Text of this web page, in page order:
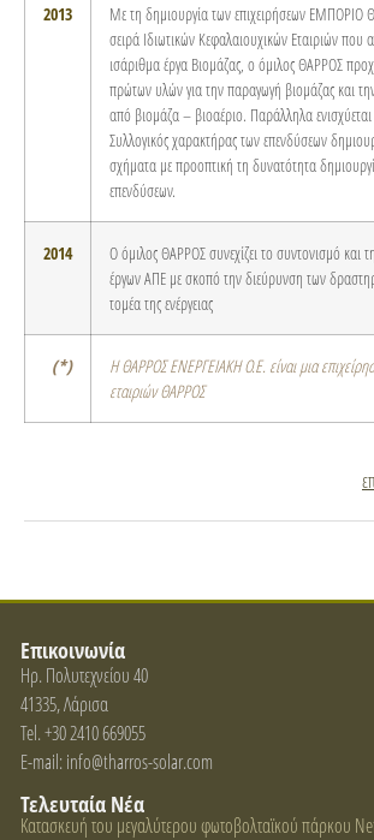
2013
Με τη δημιουργία των επιχειρήσεων ΕΜΠΟΡΙΟ
σειρά Ιδιωτικών Κεφαλαιουχικών Εταιριών που
ισάριθμα έργα Βιομάζας, ο όμιλος ΘΑΡΡΟΣ
πρώτων υλών για την παραγωγή βιομάζας και
από βιομάζα – βιοαέριο. Παράλληλα
Συλλογικός χαρακτήρας των επενδύσεων
σχήματα με προοπτική τη δυνατότητα
επενδύσεων.
2014
Ο όμιλος ΘΑΡΡΟΣ συνεχίζει το συντονισμό και
έργων ΑΠΕ με σκοπό την διεύρυνση των
τομέα της ενέργειας
(*)
Η ΘΑΡΡΟΣ ΕΝΕΡΓΕΙΑΚΗ Ο.Ε. είναι μια
εταιριών ΘΑΡΡΟΣ
Επικοινωνία
Ηρ. Πολυτεχνείου 40
41335, Λάρισα
Tel. +30 2410 669055
E-mail: info@tharros-solar.com
Τελευταία Νέα
Κατασκευή του μεγαλύτερου φωτοβολταϊκού πάρκου